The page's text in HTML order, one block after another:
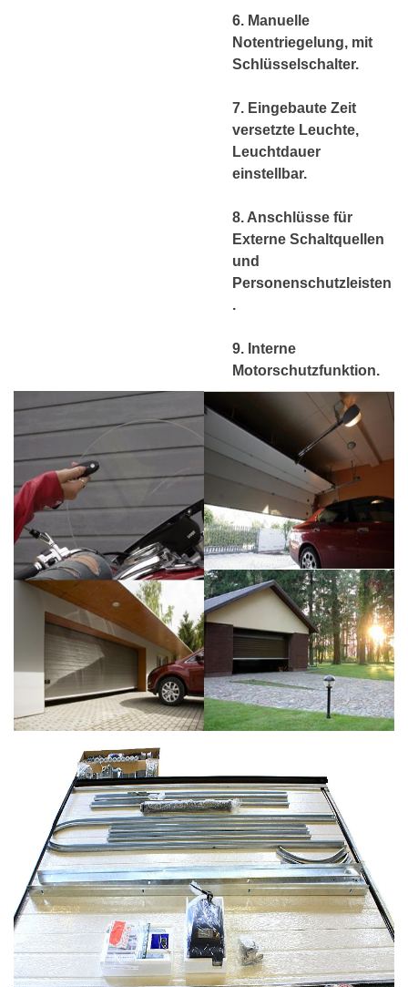
6. Manuelle
Notentriegelung, mit
Schlüsselschalter.
7. Eingebaute Zeit
versetzte Leuchte,
Leuchtdauer
einstellbar.
8. Anschlüsse für
Externe Schaltquellen
und
Personenschutzleisten
.
9. Interne
Motorschutzfunktion.